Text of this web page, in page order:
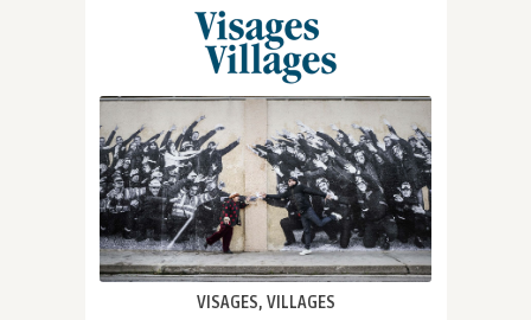
VISAGES, VILLAGES